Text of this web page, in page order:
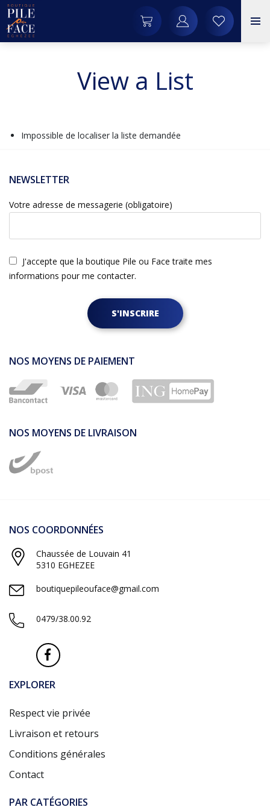
View a List
Impossible de localiser la liste demandée
NEWSLETTER
Votre adresse de messagerie (obligatoire)
J'accepte que la boutique Pile ou Face traite mes
informations pour me contacter.
S'INSCRIRE
NOS MOYENS DE PAIEMENT
NOS MOYENS DE LIVRAISON
NOS COORDONNÉES
Chaussée de Louvain 41
5310 EGHEZEE
boutiquepileouface@gmail.com
0479/38.00.92
EXPLORER
Respect vie privée
Livraison et retours
Conditions générales
Contact
PAR CATÉGORIES